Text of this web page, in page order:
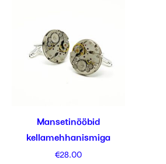
Mansetinööbid
kellamehhanismiga
€28.00